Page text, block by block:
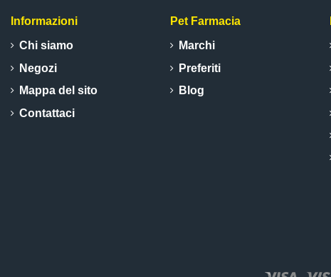
Informazioni
Chi siamo
Negozi
Mappa del sito
Contattaci
Pet Farmacia
Marchi
Preferiti
Blog